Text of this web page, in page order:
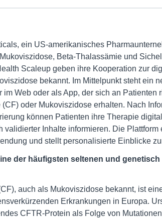
ein US-amerikanisches
Beta-Thalassämie und
Scaleup geben ihre Kooperation zur
bekannt. Im Mittelpunkt steht ein
im Web oder als App, der sich an
oder Mukoviszidose erhalten. Nach
können Patienten ihre Therapie
validierter Inhalte informieren. Die Plattform
und stellt personalisierte Einblicke
der häufigsten seltenen und
auch als Mukoviszidose bekannt, ist
Erkrankungen in Europa.
CFTR-Protein als Folge von